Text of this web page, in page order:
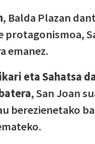
, Balda Plazan
protagonismoa,
emanez.
eta Sahatsa
, San Joan
berezienetako